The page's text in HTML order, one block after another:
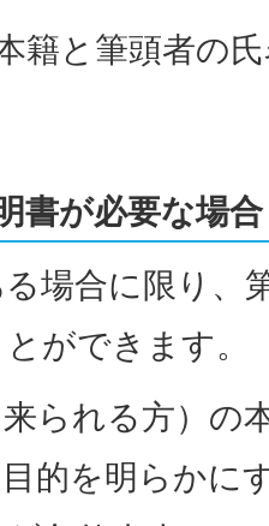
籍と筆頭者の
書が必要な場
場合に限り、
ができます。
られる方）の
的を明らかに